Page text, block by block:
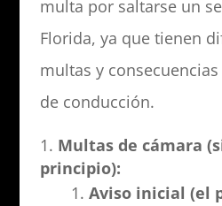
multa por saltarse un
Florida, ya que tienen
multas y
de conducción.
Multas de cámara
principio):
Aviso inicial (el